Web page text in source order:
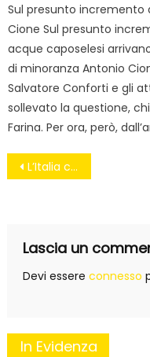
Sul presunto incremento
Cione Sul presunto
acque caposelesi
di minoranza Antonio
Salvatore Conforti e gli
sollevato la questione,
Farina. Per ora, però,
Navigazione
L’Italia condannata a #Napolitanoavita
Lascia un
Devi essere connesso
In Evidenza